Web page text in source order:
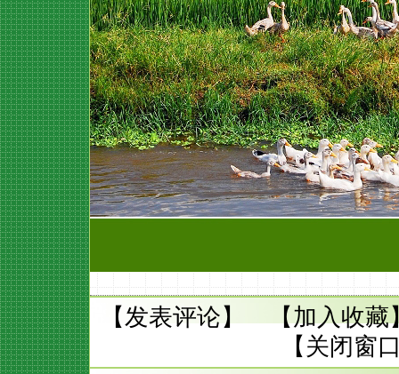
【发表评论】 【加入收藏
【 关闭窗